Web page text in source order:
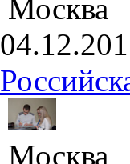
Москва
Москва